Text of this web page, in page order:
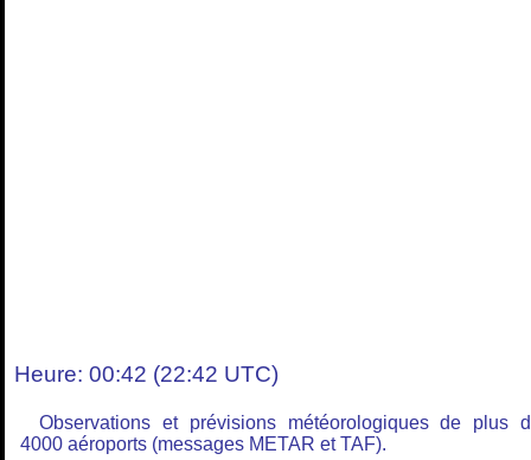
Heure: 00:42 (22:42 UTC)
Observations et prévisions météorologiques de plus
4000 aéroports (messages METAR et TAF).